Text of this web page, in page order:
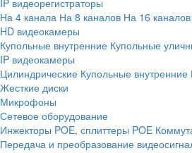
IP видеорегистраторы
На 4 канала На 8 каналов На 16 каналов
HD видеокамеры
Купольные внутренние Купольные
IP видеокамеры
Цилиндрические Купольные внутренние
Жесткие диски
Микрофоны
Сетевое оборудование
Инжекторы POE, сплиттеры POE
Передача и преобразование